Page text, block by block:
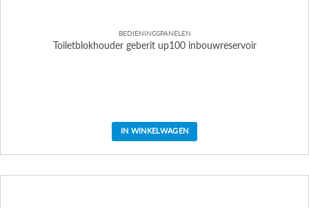
BEDIENINGSPANELEN
Toiletblokhouder geberit up100 inbouwreservoir
IN WINKELWAGEN